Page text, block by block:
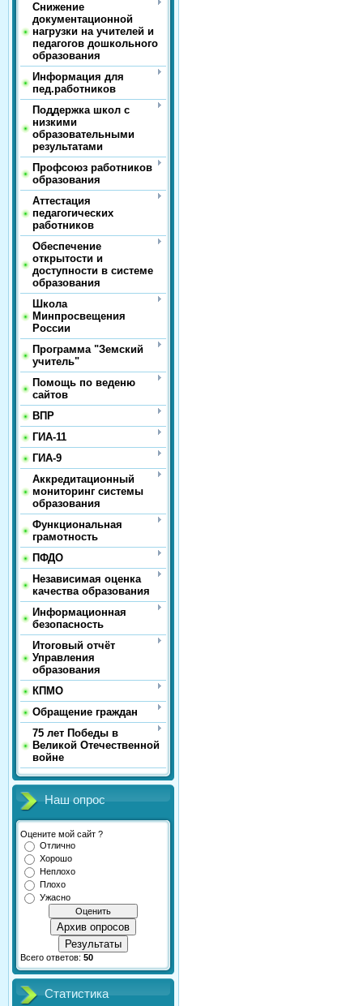
Снижение
документационной
нагрузки на учителей и
педагогов дошкольного
образования
Информация для
пед.работников
Поддержка школ с
низкими
образовательными
результатами
Профсоюз работников
образования
Аттестация
педагогических
работников
Обеспечение
открытости и
доступности в системе
образования
Школа
Минпросвещения
России
Программа "Земский
учитель"
Помощь по веденю
сайтов
ВПР
ГИА-11
ГИА-9
Аккредитационный
мониторинг системы
образования
Функциональная
грамотность
ПФДО
Независимая оценка
качества образования
Информационная
безопасность
Итоговый отчёт
Управления
образования
КПМО
Обращение граждан
75 лет Победы в
Великой Отечественной
войне
Наш опрос
Оцените мой сайт ?
Отлично
Хорошо
Неплохо
Плохо
Ужасно
Архив опросов
Результаты
Всего ответов: 50
Статистика